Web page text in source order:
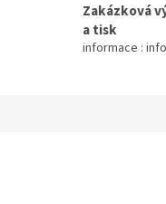
Zakázková
a tisk
informace :